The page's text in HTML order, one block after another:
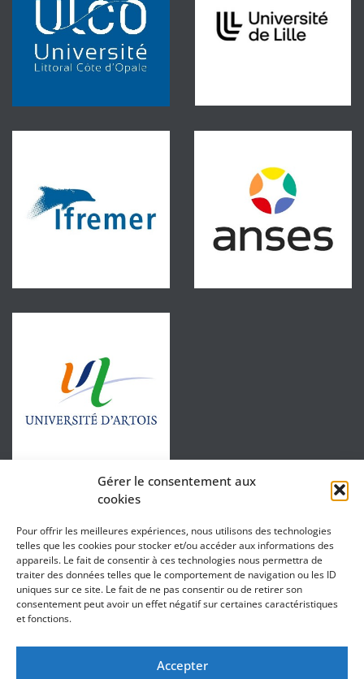
Gérer le consentement aux
cookies
Pour offrir les meilleures expériences, nous utilisons des technologies
telles que les cookies pour stocker et/ou accéder aux informations des
appareils. Le fait de consentir à ces technologies nous permettra de
traiter des données telles que le comportement de navigation ou les ID
uniques sur ce site. Le fait de ne pas consentir ou de retirer son
consentement peut avoir un effet négatif sur certaines caractéristiques
et fonctions.
Accepter